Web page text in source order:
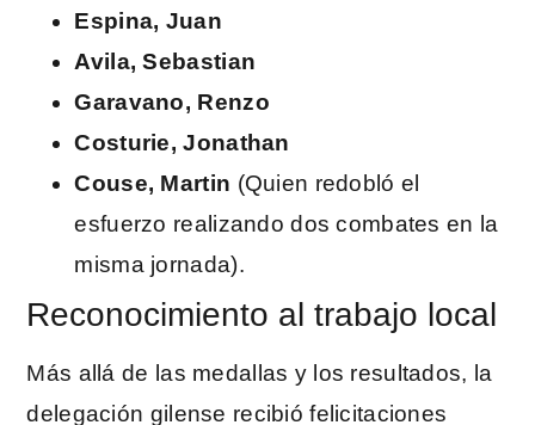
Espina, Juan
Avila, Sebastian
Garavano, Renzo
Costurie, Jonathan
Couse, Martin (Quien redobló el
esfuerzo realizando dos combates en la
misma jornada).
Reconocimiento al trabajo local
Más allá de las medallas y los resultados, la
delegación gilense recibió felicitaciones